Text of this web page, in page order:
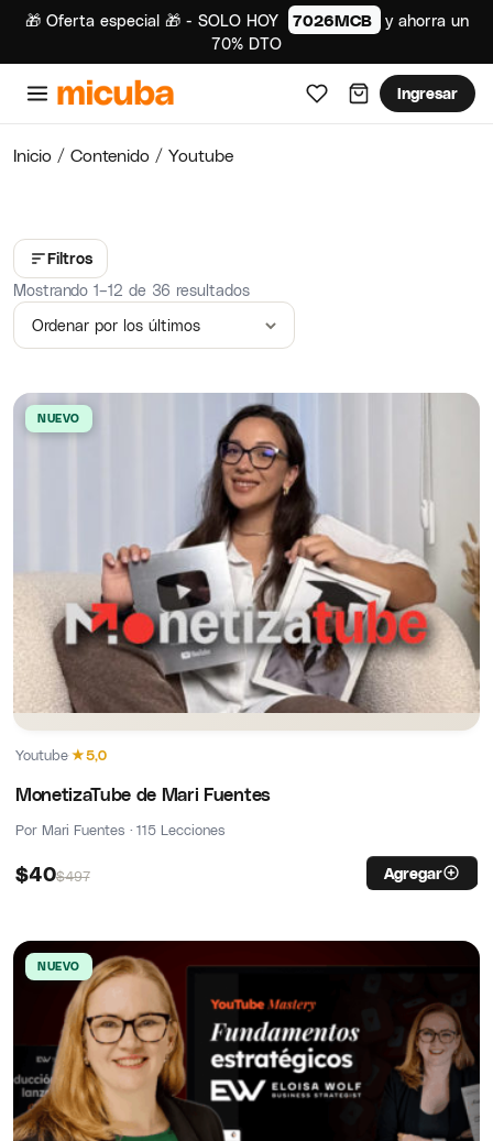
🎁 Oferta especial 🎁 - SOLO HOY 7026MCB
y ahorra un
70% DTO
Ingresar
Inicio / Contenido / Youtube
Filtros
Mostrando 1–12 de 36 resultadosOrdenado por los últimos
NUEVO
Youtube·★5,0
MonetizaTube de Mari Fuentes
Por Mari Fuentes · 115 Lecciones
$40$497 Agregar
NUEVO